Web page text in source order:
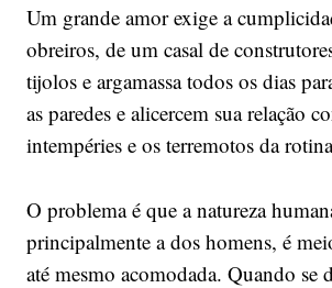
Um grande amor exige a
obreiros, de um casal de
tijolos e argamassa todos os dias
as paredes e alicercem sua relação
intempéries e os terremotos da
O problema é que a natureza
principalmente a dos homens, é
até mesmo acomodada. Quando se